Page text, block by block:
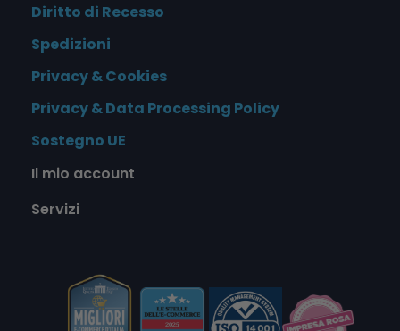
Diritto di Recesso
Spedizioni
Privacy & Cookies
Privacy & Data Processing Policy
Sostegno UE
Il mio account
Servizi